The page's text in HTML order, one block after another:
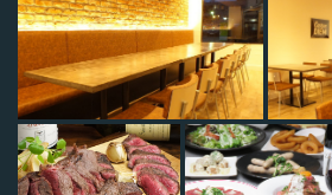
この店舗情報をシェ
写真 | 平塚 肉バル MARCO マルコ
神奈川県平塚市代官町８－６ ライオンズマ
２ １Ｆ
https://nikubarumaruko.owst.jp/gallery